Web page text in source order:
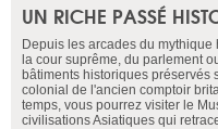
UN RICHE PASSÉ
Depuis les arcades du mythique
la cour suprême, du parlement
bâtiments historiques préservés
colonial de l'ancien comptoir
temps, vous pourrez visiter le
civilisations Asiatiques qui